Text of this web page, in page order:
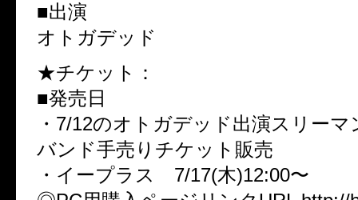
■出演
オトガデッド
★チケット：
■発売日
・7/12のオトガデッド出演スリー
バンド手売りチケット販売
・イープラス 7/17(木)12:00〜